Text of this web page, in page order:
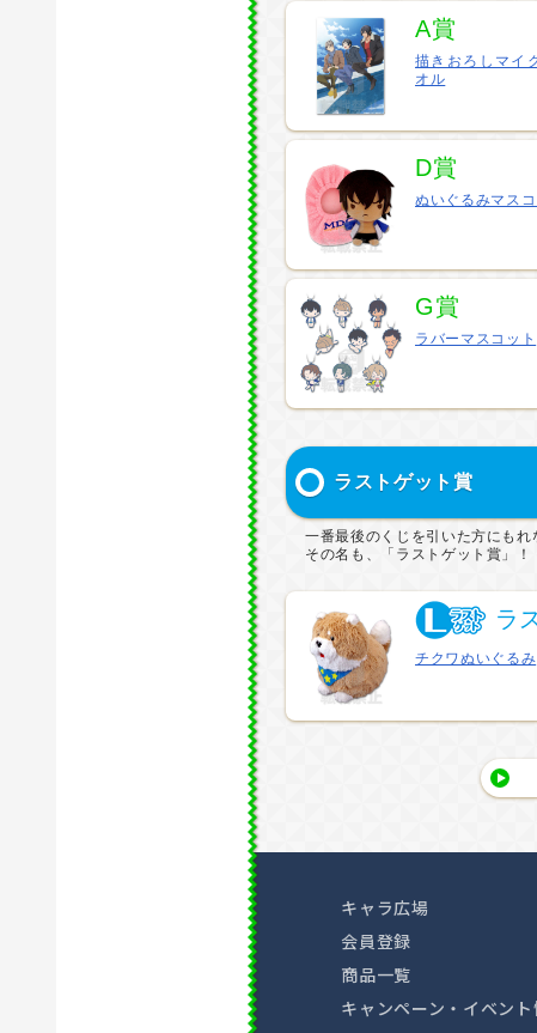
A賞
描きおろしマイ
オル
D賞
ぬいぐるみマス
G賞
ラバーマスコット
ラストゲット賞
一番最後のくじを引いた方にもれ
その名も、「ラストゲット賞」！
ラ
チクワぬいぐるみ
キャラ広場
会員登録
商品一覧
キャンペーン・イベント